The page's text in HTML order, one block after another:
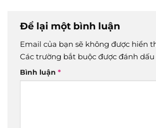
Để lại một bình luận
Email của bạn sẽ không được hiển
Các trường bắt buộc được đánh dấu
Bình luận *